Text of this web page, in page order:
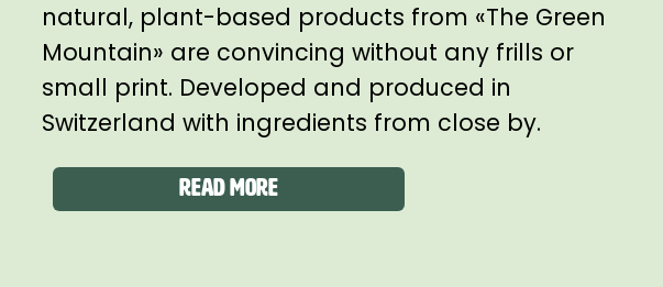
natural, plant-based products from «The Green
Mountain» are convincing without any frills or
small print. Developed and produced in
Switzerland with ingredients from close by.
READ MORE